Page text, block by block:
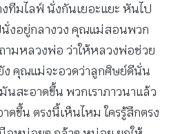
ทีมไลฟ์ นั่งกันเยอะแยะ หันไป
นั่งอยู่กลางวง คุณแม่สอนพวก
มหลวงพ่อ ว่าให้หลวงพ่อช่วย
คุณแม่จะอวดว่าลูกศิษย์ดีนั่น
สะอาดขึ้น พวกเราภาวนาแล้ว
าดขึ้น ตรงนี้เห็นไหม ใครรู้สึกตรง